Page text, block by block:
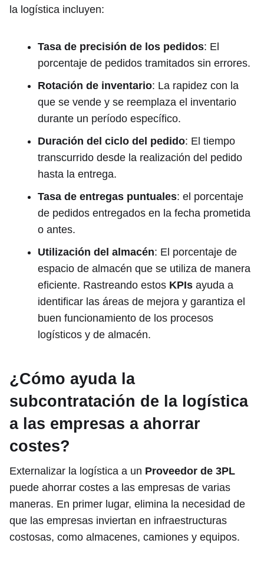
la logística incluyen:
Tasa de precisión de los pedidos: El
porcentaje de pedidos tramitados sin errores.
Rotación de inventario: La rapidez con la
que se vende y se reemplaza el inventario
durante un período específico.
Duración del ciclo del pedido: El tiempo
transcurrido desde la realización del pedido
hasta la entrega.
Tasa de entregas puntuales: el porcentaje
de pedidos entregados en la fecha prometida
o antes.
Utilización del almacén: El porcentaje de
espacio de almacén que se utiliza de manera
eficiente. Rastreando estos KPIs ayuda a
identificar las áreas de mejora y garantiza el
buen funcionamiento de los procesos
logísticos y de almacén.
¿Cómo ayuda la
subcontratación de la logística
a las empresas a ahorrar
costes?
Externalizar la logística a un Proveedor de 3PL
puede ahorrar costes a las empresas de varias
maneras. En primer lugar, elimina la necesidad de
que las empresas inviertan en infraestructuras
costosas, como almacenes, camiones y equipos.